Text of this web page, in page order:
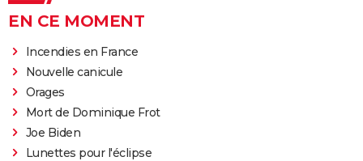
EN CE MOMENT
Incendies en France
Nouvelle canicule
Orages
Mort de Dominique Frot
Joe Biden
Lunettes pour l'éclipse